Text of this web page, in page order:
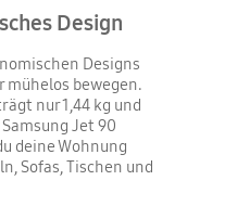
Design
Designs
mühelos bewegen.
nur 1,44 kg und
Jet 90
deine Wohnung
Sofas, Tischen und